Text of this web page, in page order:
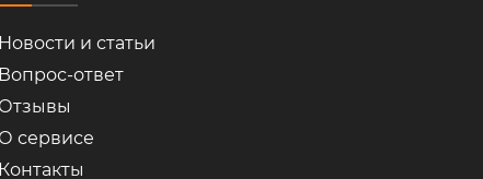
Новости и статьи
Вопрос-ответ
Отзывы
О сервисе
Контакты